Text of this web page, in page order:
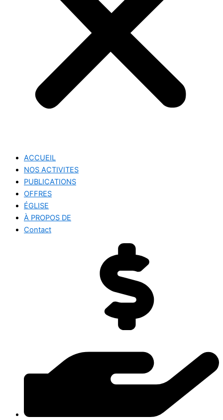
ACCUEIL
NOS ACTIVITES
PUBLICATIONS
OFFRES
ÉGLISE
À PROPOS DE
Contact